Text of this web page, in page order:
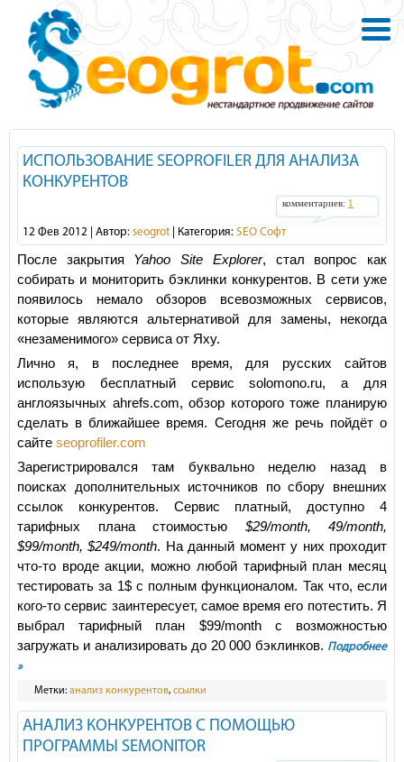
ИСПОЛЬЗОВАНИЕ SEOPROFILER ДЛЯ АНАЛИЗА
КОНКУРЕНТОВ
комментариев: 1
12 Фев 2012 | Автор: seogrot | Категория: SEO Софт
После закрытия Yahoo Site Explorer, стал вопрос как
собирать и мониторить бэклинки конкурентов. В сети уже
появилось немало обзоров всевозможных сервисов,
которые являются альтернативой для замены, некогда
«незаменимого» сервиса от Яху.
Лично я, в последнее время, для русских сайтов
использую бесплатный сервис solomono.ru, а для
англоязычных ahrefs.com, обзор которого тоже планирую
сделать в ближайшее время. Сегодня же речь пойдёт о
сайте seoprofiler.com
Зарегистрировался там буквально неделю назад в
поисках дополнительных источников по сбору внешних
ссылок конкурентов. Сервис платный, доступно 4
тарифных плана стоимостью $29/month, 49/month,
$99/month, $249/month. На данный момент у них проходит
что-то вроде акции, можно любой тарифный план месяц
тестировать за 1$ с полным функционалом. Так что, если
кого-то сервис заинтересует, самое время его потестить. Я
выбрал тарифный план $99/month с возможностью
загружать и анализировать до 20 000 бэклинков. Подробнее
»
Метки: анализ конкурентов, ссылки
АНАЛИЗ КОНКУРЕНТОВ С ПОМОЩЬЮ
ПРОГРАММЫ SEMONITOR